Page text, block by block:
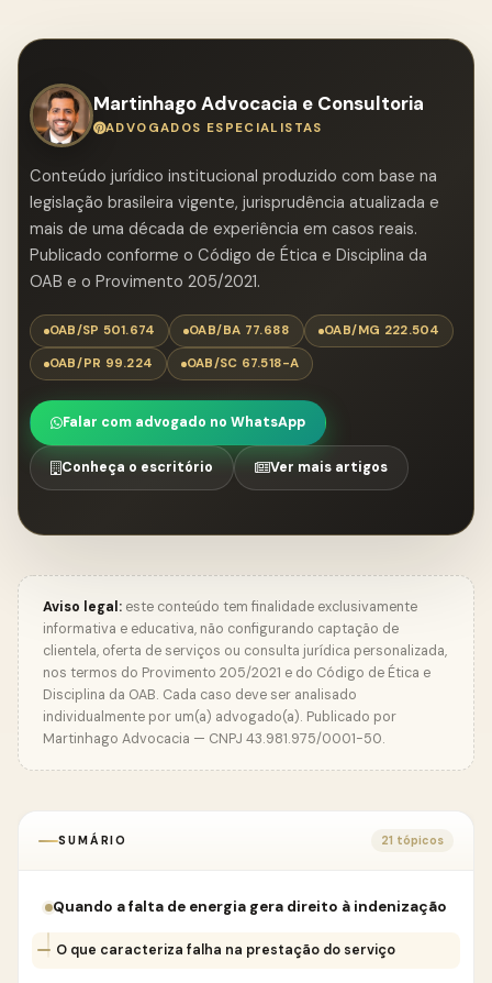
Martinhago Advocacia e Consultoria
ADVOGADOS ESPECIALISTAS
Conteúdo jurídico institucional produzido com base na
legislação brasileira vigente, jurisprudência atualizada e
mais de uma década de experiência em casos reais.
Publicado conforme o Código de Ética e Disciplina da
OAB e o Provimento 205/2021.
OAB/SP 501.674 OAB/BA 77.688
OAB/MG 222.504
OAB/PR 99.224
OAB/SC 67.518-A
Falar com advogado no WhatsApp
Conheça o escritório Ver mais artigos
Aviso legal: este conteúdo tem finalidade exclusivamente
informativa e educativa, não configurando captação de
clientela, oferta de serviços ou consulta jurídica personalizada,
nos termos do Provimento 205/2021 e do Código de Ética e
Disciplina da OAB. Cada caso deve ser analisado
individualmente por um(a) advogado(a). Publicado por
Martinhago Advocacia — CNPJ 43.981.975/0001-50.
SUMÁRIO 21 tópicos
Quando a falta de energia gera direito à indenização
O que caracteriza falha na prestação do serviço